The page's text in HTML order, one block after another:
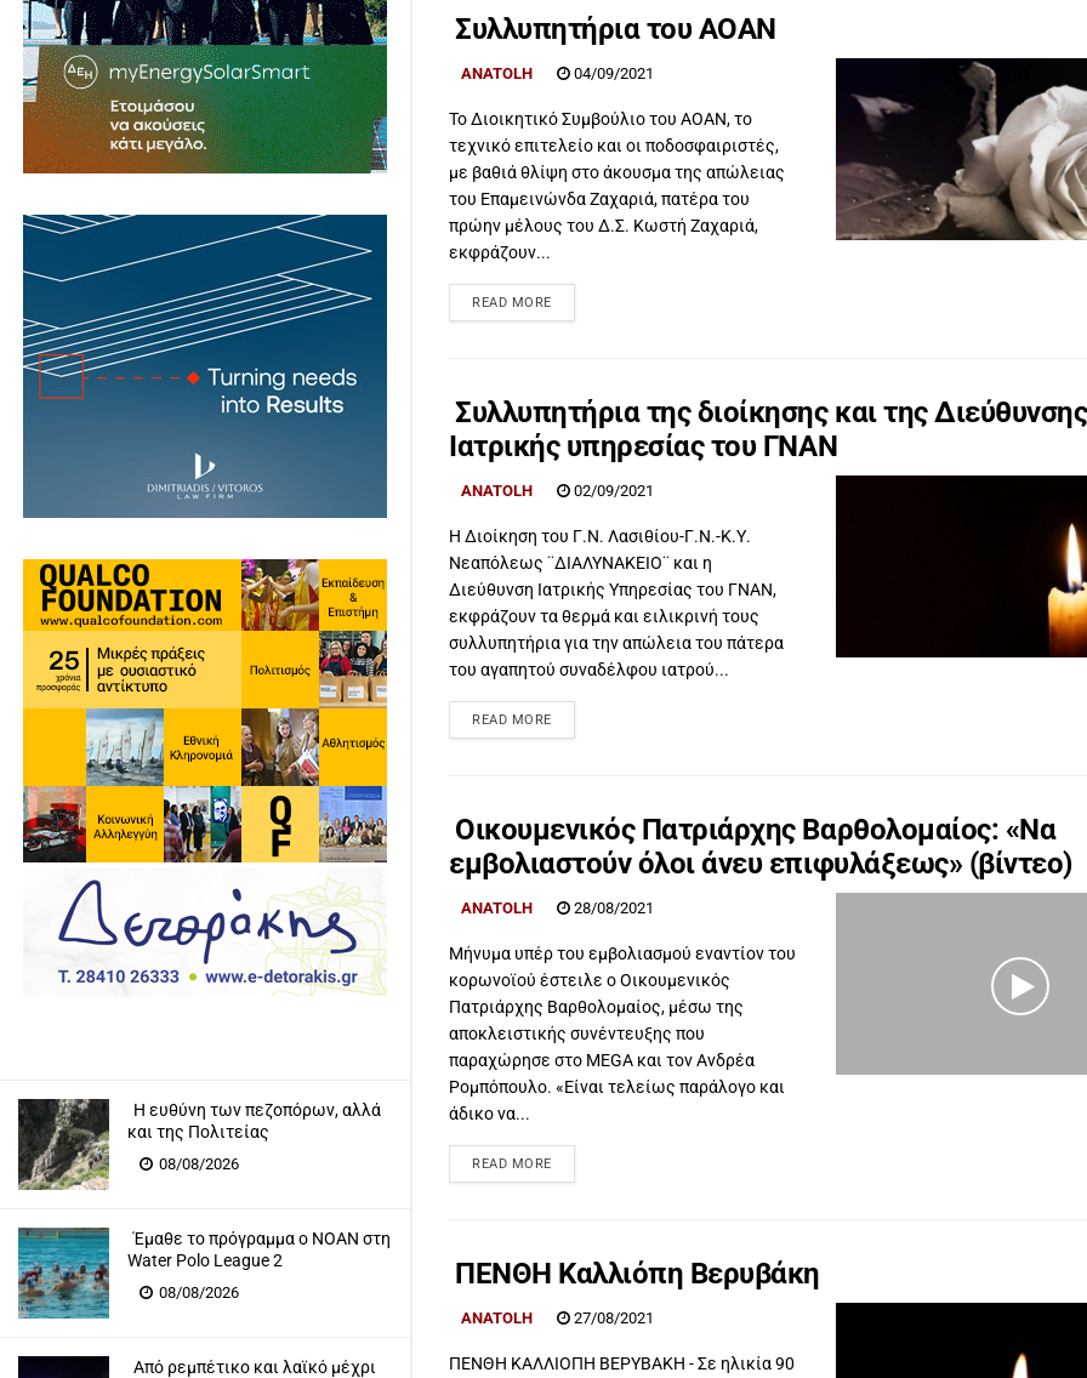
Η ευθύνη των πεζοπόρων, αλλά
και της Πολιτείας
08/08/2026
Έμαθε το πρόγραμμα ο ΝΟΑΝ στη
Water Polo League 2
08/08/2026
Από ρεμπέτικο και λαϊκό μέχρι
Συλλυπητήρια του ΑΟΑΝ
ANATOLH 04/09/2021
Το Διοικητικό Συμβούλιο του ΑΟΑΝ, το
τεχνικό επιτελείο και οι ποδοσφαιριστές,
με βαθιά θλίψη στο άκουσμα της απώλειας
του Επαμεινώνδα Ζαχαριά, πατέρα του
πρώην μέλους του Δ.Σ. Κωστή Ζαχαριά,
εκφράζουν...
READ MORE
Συλλυπητήρια της διοίκησης και της Διεύθυνσης
Ιατρικής υπηρεσίας του ΓΝΑΝ
ANATOLH 02/09/2021
Η Διοίκηση του Γ.Ν. Λασιθίου-Γ.Ν.-Κ.Υ.
Νεαπόλεως ¨ΔΙΑΛΥΝΑΚΕΙΟ¨ και η
Διεύθυνση Ιατρικής Υπηρεσίας του ΓΝΑΝ,
εκφράζουν τα θερμά και ειλικρινή τους
συλλυπητήρια για την απώλεια του πάτερα
του αγαπητού συναδέλφου ιατρού...
READ MORE
Οικουμενικός Πατριάρχης Βαρθολομαίος: «Να
εμβολιαστούν όλοι άνευ επιφυλάξεως» (βίντεο)
ANATOLH 28/08/2021
Μήνυμα υπέρ του εμβολιασμού εναντίον του
κορωνοϊού έστειλε ο Οικουμενικός
Πατριάρχης Βαρθολομαίος, μέσω της
αποκλειστικής συνέντευξης που
παραχώρησε στο MEGA και τον Ανδρέα
Ρομπόπουλο. «Είναι τελείως παράλογο και
άδικο να...
READ MORE
ΠΕΝΘΗ Καλλιόπη Βερυβάκη
ANATOLH 27/08/2021
ΠΕΝΘΗ ΚΑΛΛΙΟΠΗ ΒΕΡΥΒΑΚΗ - Σε ηλικία 90